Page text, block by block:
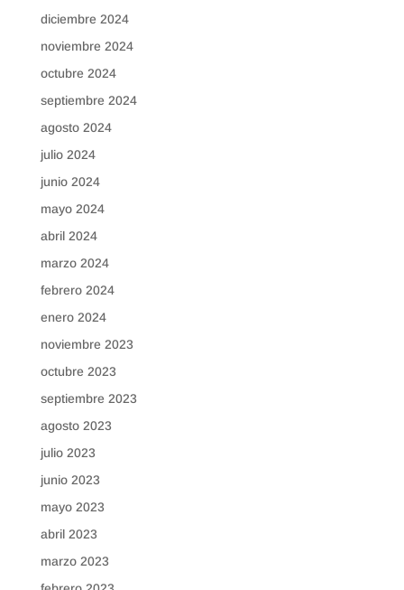
diciembre 2024
noviembre 2024
octubre 2024
septiembre 2024
agosto 2024
julio 2024
junio 2024
mayo 2024
abril 2024
marzo 2024
febrero 2024
enero 2024
noviembre 2023
octubre 2023
septiembre 2023
agosto 2023
julio 2023
junio 2023
mayo 2023
abril 2023
marzo 2023